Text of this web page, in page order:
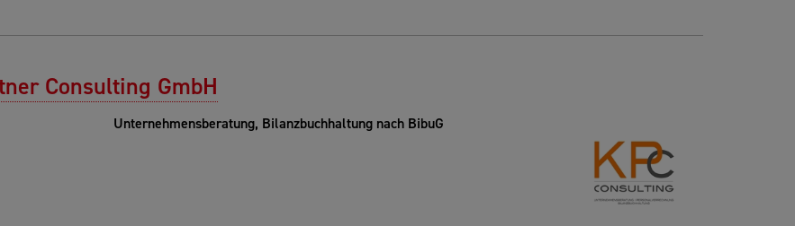
Consulting GmbH
Unternehmensberatung, Bilanzbuchhaltung nach BibuG